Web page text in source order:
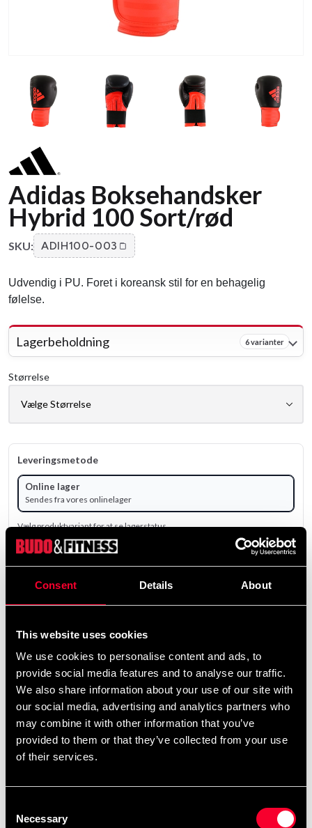
Consent Details About
This website uses cookies
We use cookies to personalise content and ads, to
provide social media features and to analyse our traffic.
We also share information about your use of our site with
our social media, advertising and analytics partners who
may combine it with other information that you’ve
provided to them or that they’ve collected from your use
of their services.
Selection
Necessary
Adidas Boksehandsker
Hybrid 100 Sort/rød
SKU: ADIH100-003
Udvendig i PU. Foret i koreansk stil for en behagelig
følelse.
Lagerbeholdning 6 varianter
Størrelse
Leveringsmetode
Online lager
Sendes fra vores onlinelager
Vælg produktvariant for at se lagerstatus.
Fra199 SEK
ekskl. moms: 159.20 SEK
Antal
remove add
Produktinformation
Meget prisvenlig træningshandske i syntetisk læder.
Kraftig polstring, der er forbøjet og gør det nemmere at
handske med bred håndledsrem. Remmen er lavet af
kraftigt elastisk materiale med velcrolukning. Giver